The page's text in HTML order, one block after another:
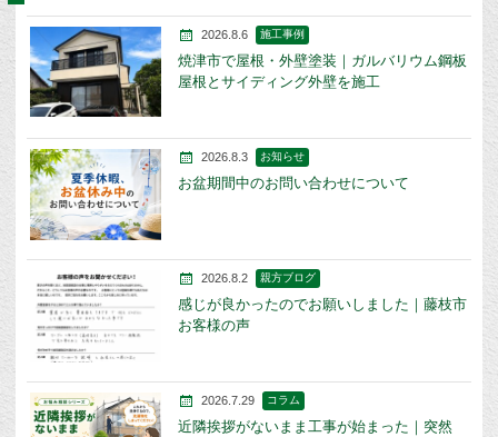
2026.8.6 施工事例
焼津市で屋根・外壁塗装｜ガルバリウム鋼板
屋根とサイディング外壁を施工
2026.8.3 お知らせ
お盆期間中のお問い合わせについて
2026.8.2 親方ブログ
感じが良かったのでお願いしました｜藤枝市
お客様の声
2026.7.29 コラム
近隣挨拶がないまま工事が始まった｜突然